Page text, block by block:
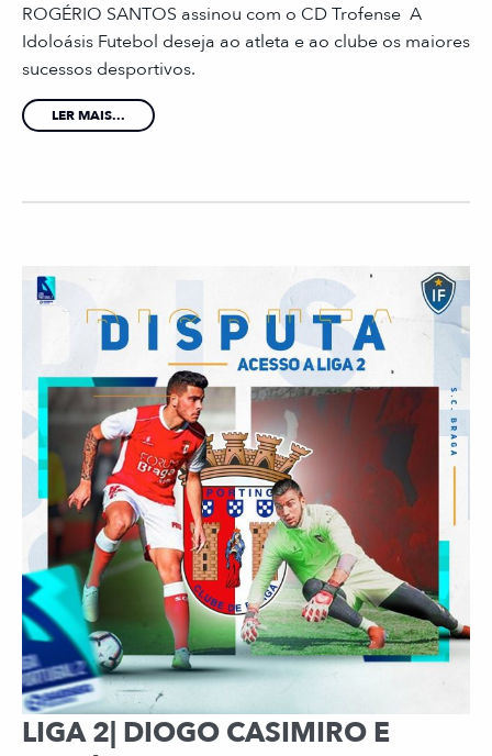
ROGÉRIO SANTOS assinou com o CD Trofense A
Idoloásis Futebol deseja ao atleta e ao clube os maiores
sucessos desportivos.
LER MAIS...
LIGA 2| DIOGO CASIMIRO E